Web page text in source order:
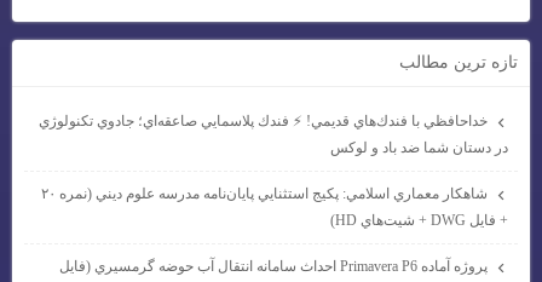
تازه ترين مطالب
خداحافظي با فندك‌هاي قديمي! ⚡ فندك پلاسمايي صاعقه‌اي؛ جادوي تكنولوژي
در دستان شما ضد باد و لوكس
شاهكار معماري اسلامي: پكيج استثنايي پايان‌نامه مدرسه علوم ديني (نمره ۲۰
+ فايل DWG + شيت‌هاي HD)
پروژه آماده Primavera P6 احداث سامانه انتقال آب حوضه گرمسيري (فايل